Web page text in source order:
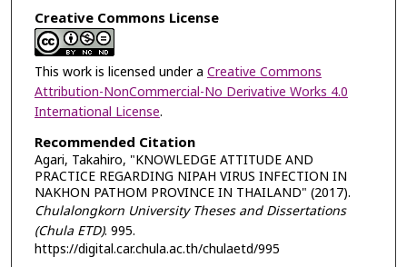
Creative Commons License
This work is licensed under a Creative Commons
Attribution-NonCommercial-No Derivative Works 4.0
International License.
Recommended Citation
Agari, Takahiro, "KNOWLEDGE ATTITUDE AND
PRACTICE REGARDING NIPAH VIRUS INFECTION IN
NAKHON PATHOM PROVINCE IN THAILAND" (2017).
Chulalongkorn University Theses and Dissertations
(Chula ETD). 995.
https://digital.car.chula.ac.th/chulaetd/995